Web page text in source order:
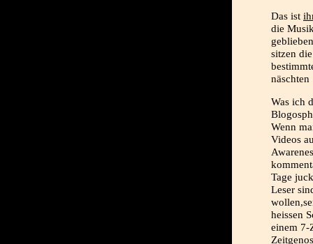
Das ist
die
sitzen
näschten
Was ich
Wenn
Videos
Tage
Leser
heissen
einem 7-